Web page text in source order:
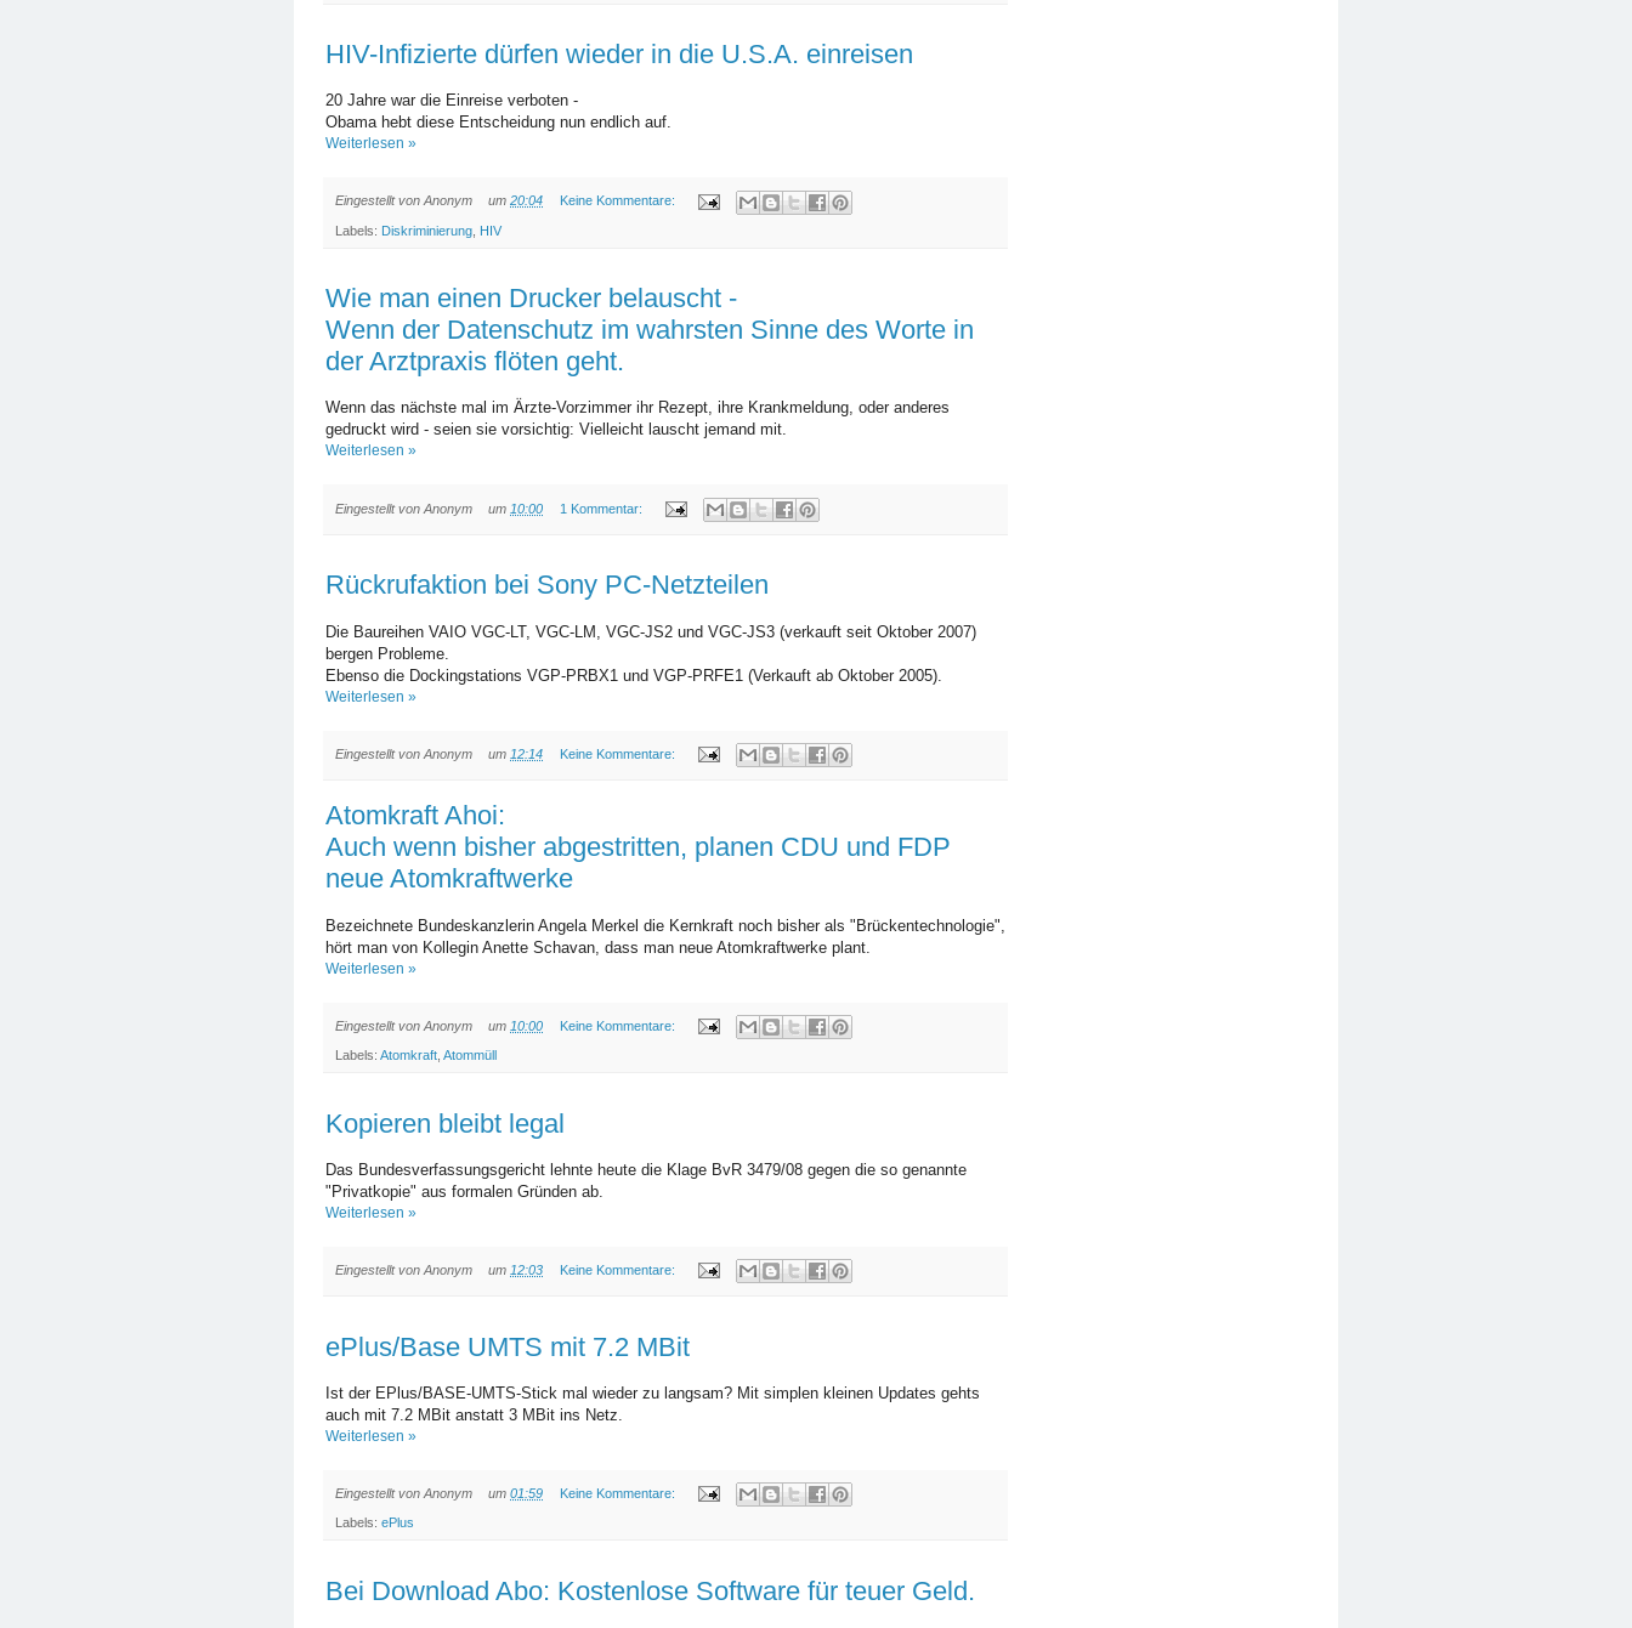
HIV-Infizierte dürfen wieder in die U.S.A. einreisen
20 Jahre war die Einreise verboten -
Obama hebt diese Entscheidung nun endlich auf.
Weiterlesen »
Eingestellt vonAnonym um 20:04 Keine Kommentare:
Labels: Diskriminierung HIV
Wie man einen Drucker belauscht -
Wenn der Datenschutz im wahrsten Sinne des Worte in
der Arztpraxis flöten geht.
Wenn das nächste mal im Ärzte-Vorzimmer ihr Rezept, ihre Krankmeldung, oder anderes
gedruckt wird - seien sie vorsichtig: Vielleicht lauscht jemand mit.
Weiterlesen »
Eingestellt von Anonym um 10:00 1 Kommentar:
Rückrufaktion bei Sony PC-Netzteilen
Die Baureihen VAIO VGC-LT, VGC-LM, VGC-JS2 und VGC-JS3 (verkauft seit Oktober 2007)
bergen Probleme.
Ebenso die Dockingstations VGP-PRBX1 und VGP-PRFE1 (Verkauft ab Oktober 2005).
Weiterlesen »
Eingestellt von Anonym um 12:14 Keine Kommentare:
Atomkraft Ahoi:
Auch wenn bisher abgestritten, planen CDU und FDP
neue Atomkraftwerke
Bezeichnete Bundeskanzlerin Angela Merkel die Kernkraft noch bisher als "Brückentechnologie",
hört man von Kollegin Anette Schavan, dass man neue Atomkraftwerke plant.
Weiterlesen »
Eingestellt von Anonym um 10:00 Keine Kommentare:
Labels: Atomkraft Atommüll
Kopieren bleibt legal
Das Bundesverfassungsgericht lehnte heute die Klage BvR 3479/08 gegen die so genannte
"Privatkopie" aus formalen Gründen ab.
Weiterlesen »
Eingestellt von Anonym um 12:03 Keine Kommentare:
ePlus/Base UMTS mit 7.2 MBit
Ist der EPlus/BASE-UMTS-Stick mal wieder zu langsam? Mit simplen kleinen Updates gehts
auch mit 7.2 MBit anstatt 3 MBit ins Netz.
Weiterlesen »
Eingestellt von Anonym um 01:59 Keine Kommentare:
Labels: ePlus
Bei Download Abo: Kostenlose Software für teuer Geld.